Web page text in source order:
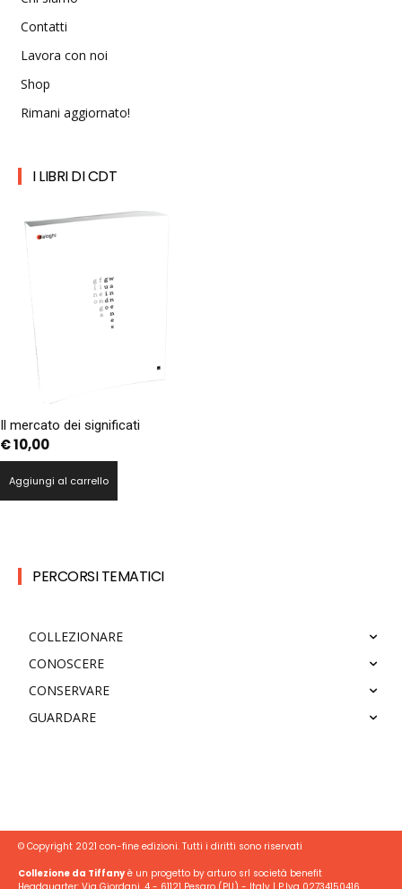
Contatti
Lavora con noi
Shop
Rimani aggiornato!
I LIBRI DI CDT
Il mercato dei significati
€10,00
Aggiungi al carrello
PERCORSI TEMATICI
COLLEZIONARE
CONOSCERE
CONSERVARE
GUARDARE
© Copyright 2021 con-fine edizioni. Tutti i diritti sono riservati
Collezione da Tiffanyè un progetto by arturo srl società benefit